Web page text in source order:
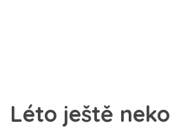
Léto ještě